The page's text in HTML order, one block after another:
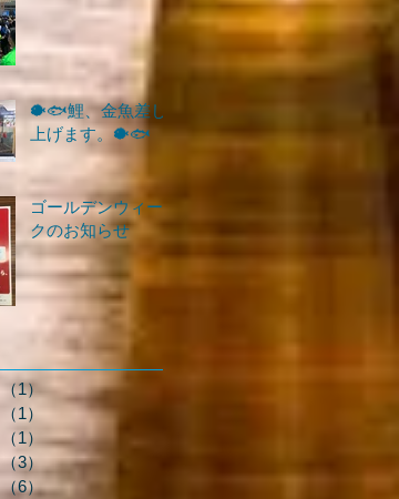
🐡🐟鯉、金魚差し
上げます。🐡🐟
ゴールデンウィー
クのお知らせ
（1）
1件の記事
（1）
1件の記事
（1）1件の記事
（3）3件の記事
（6）6件の記事